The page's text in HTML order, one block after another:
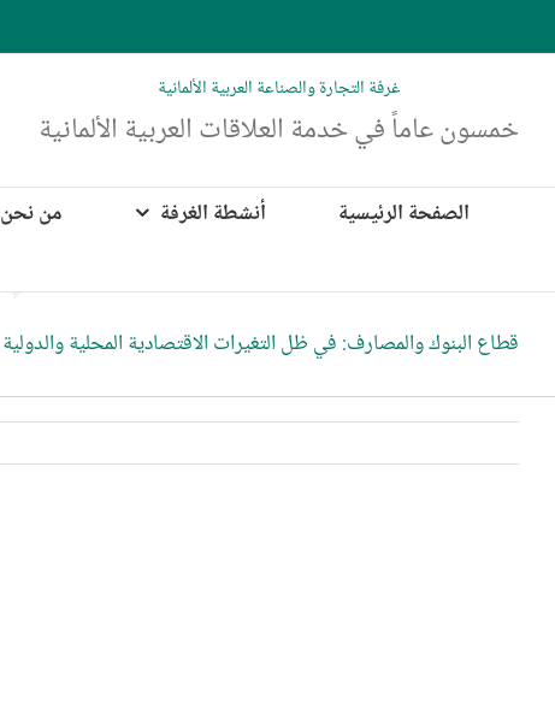
to
غرفة التجارة والصناعة العربية الألمانية
خمسون عاماً في خدمة العلاقات العربية الألمانية
الصفحة الرئيسية أنشطة الغرفة من نحن
قطاع البنوك والمصارف: في ظل التغيرات الاقتصادية المحلية والدولية